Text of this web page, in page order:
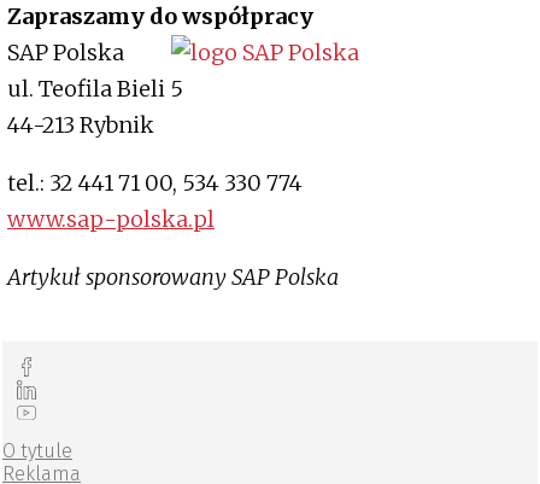
Zapraszamy do współpracy
SAP Polska
ul. Teofila Bieli 5
44-213 Rybnik
tel.: 32 441 71 00, 534 330 774
www.sap-polska.pl
Artykuł sponsorowany SAP Polska
O tytule
Reklama